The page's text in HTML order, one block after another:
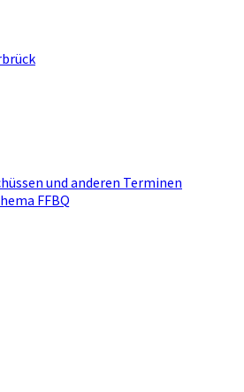
und anderen Terminen
FFBQ